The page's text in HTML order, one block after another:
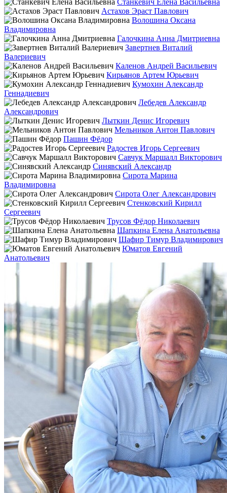
Астахов Эраст Павлович
Волошина Оксана
Владимировна
Галочкина Анна Дмитриевна
Завертнев Виталий
Валериевич
Каленов Андрей Васильевич
Кирьянов Артем Юрьевич
Кумохин Александр
Геннадиевич
Лебедев Александр
Александрович
Лыткин Денис Игоревич
Мельников Антон Павлович
Пашин Фёдор
Радостев Игорь Сергеевич
Савчук Маршалл Викторович
Синявский Александр
Сирота Марина
Владимировна
Сирота Олег Александрович
Стенковский Кирилл
Сергеевич
Трусов Фёдор Николаевич
Шапкина Елена Анатольевна
Шафир Тимур Владимирович
Юматов Евгений
Анатольевич